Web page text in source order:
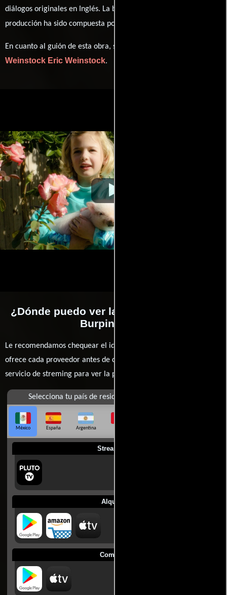
diálogos originales en Inglés. La banda sonora para esta
producción ha sido compuesta por
En cuanto al guión de esta obra, se encuentra a cargo de
Weinstock Eric Weinstock.
¿Dónde puedo ver la películas Arlo: The
Burping Pig?
Le recomendamos chequear el idioma, doblaje o subtítulos que
ofrece cada proveedor antes de comprar, alquilar o contratar un
servicio de streming para ver la películas.
Selecciona tu país de residencia
México España Argentina
Streaming
Alquilar
Comprar